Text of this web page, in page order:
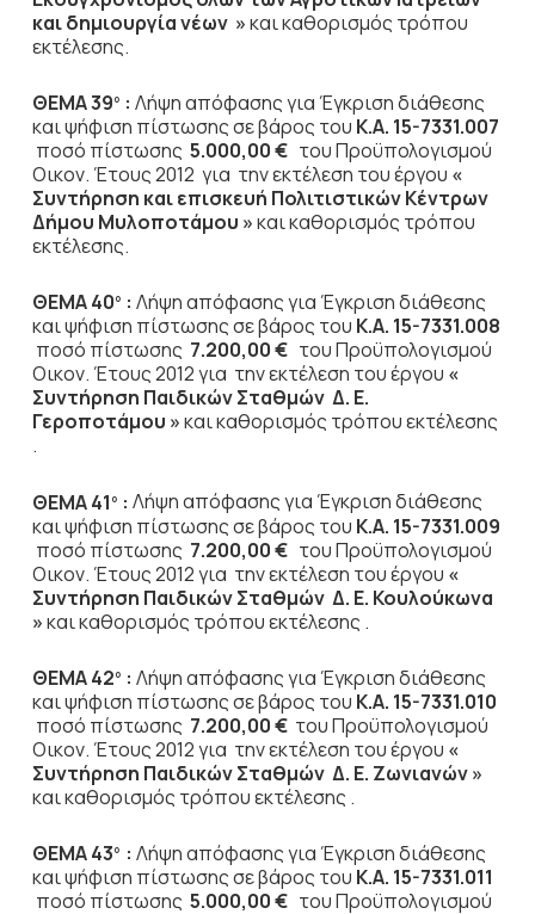
και δημιουργία νέων »και καθορισμός τρόπου
εκτέλεσης.
ΘΕΜΑ 39ο : Λήψη απόφασης για Έγκριση διάθεσης
και ψήφιση πίστωσης σε βάρος του Κ.Α. 15-7331.007
ποσό πίστωσης 5.000,00 €του Προϋπολογισμού
Οικον. Έτους 2012 για την εκτέλεση του έργου «
Συντήρηση και επισκευή Πολιτιστικών Κέντρων
Δήμου Μυλοποτάμου »και καθορισμός τρόπου
εκτέλεσης.
ΘΕΜΑ 40ο : Λήψη απόφασης για Έγκριση διάθεσης
και ψήφιση πίστωσης σε βάρος του Κ.Α. 15-7331.008
ποσό πίστωσης 7.200,00 €του Προϋπολογισμού
Οικον. Έτους 2012για την εκτέλεση του έργου «
Συντήρηση Παιδικών Σταθμών Δ. Ε.
Γεροποτάμου »και καθορισμός τρόπου εκτέλεσης
.
ΘΕΜΑ 41 ο : Λήψη απόφασης για Έγκριση διάθεσης
και ψήφιση πίστωσης σε βάρος του Κ.Α. 15-7331.009
ποσό πίστωσης 7.200,00 €του Προϋπολογισμού
Οικον. Έτους 2012για την εκτέλεση του έργου «
Συντήρηση Παιδικών Σταθμών Δ. Ε. Κουλούκωνα
»και καθορισμός τρόπου εκτέλεσης .
ΘΕΜΑ 42ο : Λήψη απόφασης για Έγκριση διάθεσης
και ψήφιση πίστωσης σε βάρος του Κ.Α. 15-7331.010
ποσό πίστωσης 7.200,00 €του Προϋπολογισμού
Οικον. Έτους 2012για την εκτέλεση του έργου «
Συντήρηση Παιδικών Σταθμών Δ. Ε. Ζωνιανών »
και καθορισμός τρόπου εκτέλεσης .
ΘΕΜΑ 43ο : Λήψη απόφασης για Έγκριση διάθεσης
και ψήφιση πίστωσης σε βάρος του Κ.Α. 15-7331.011
ποσό πίστωσης 5.000,00 €του Προϋπολογισμού